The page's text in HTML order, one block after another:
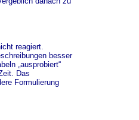
reagiert.
besser
„ausprobiert“
Das
Formulierung